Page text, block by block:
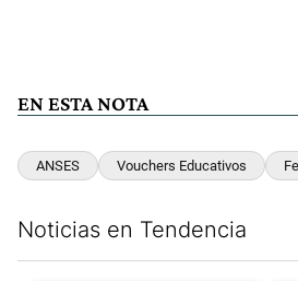
EN ESTA NOTA
ANSES Vouchers Educativos
Noticias en Tendencia